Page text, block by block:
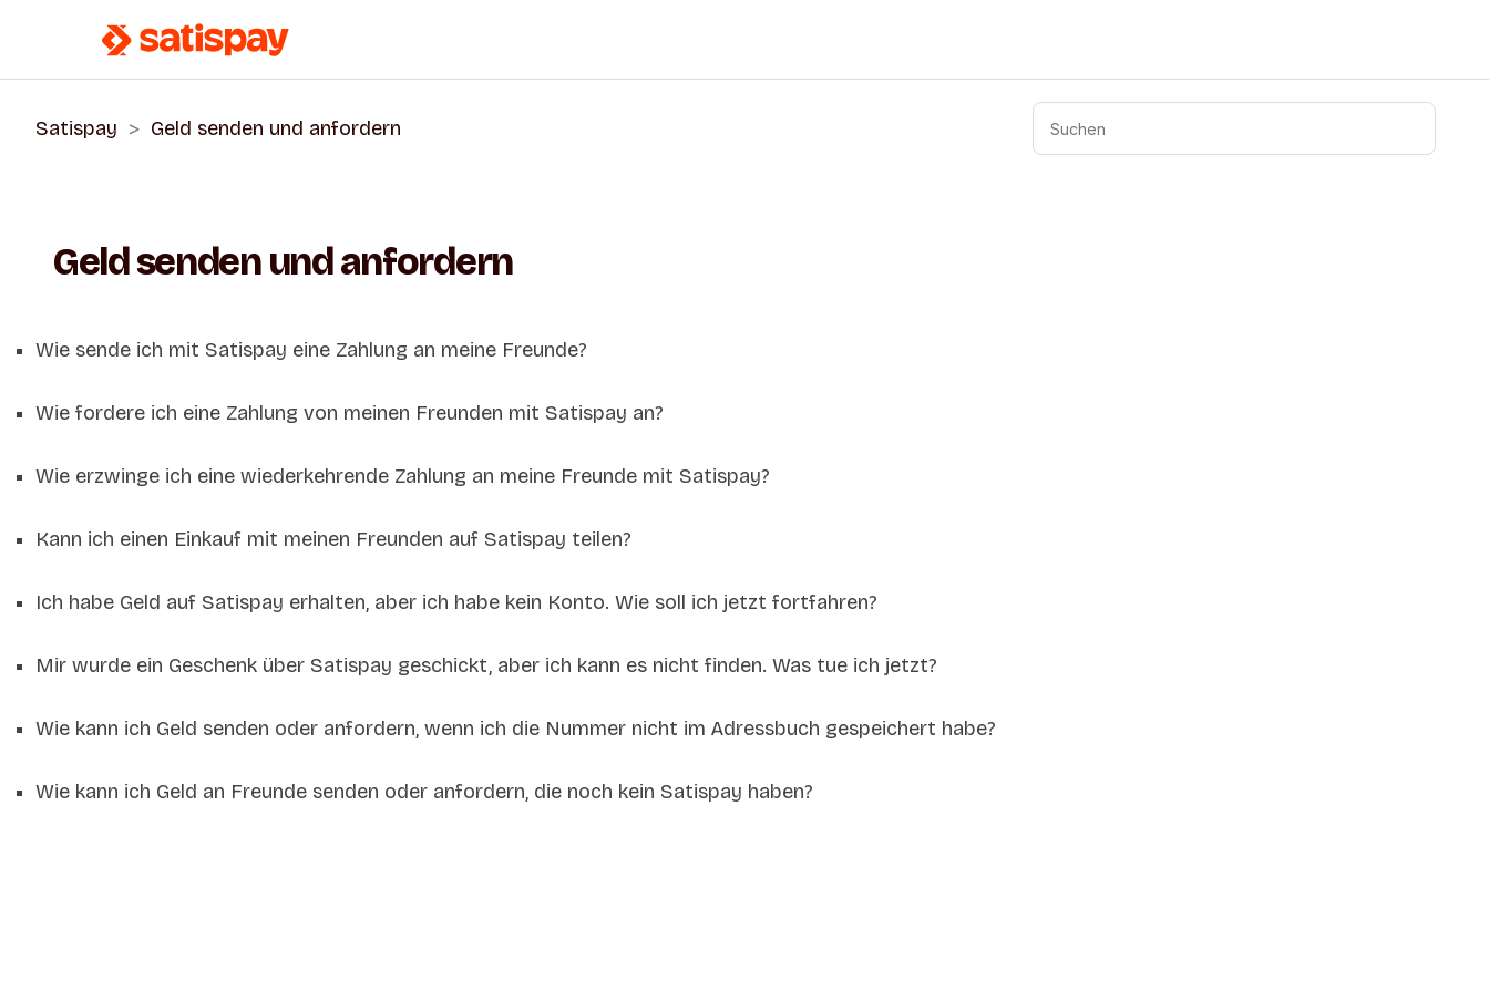
Satispay Geld senden und anfordern
Geld senden und anfordern
Wie sende ich mit Satispay eine Zahlung an meine Freunde?
Wie fordere ich eine Zahlung von meinen Freunden mit Satispay an?
Wie erzwinge ich eine wiederkehrende Zahlung an meine Freunde mit Satispay?
Kann ich einen Einkauf mit meinen Freunden auf Satispay teilen?
Ich habe Geld auf Satispay erhalten, aber ich habe kein Konto. Wie soll ich jetzt fortfahren?
Mir wurde ein Geschenk über Satispay geschickt, aber ich kann es nicht finden. Was tue ich jetzt?
Wie kann ich Geld senden oder anfordern, wenn ich die Nummer nicht im Adressbuch gespeichert habe?
Wie kann ich Geld an Freunde senden oder anfordern, die noch kein Satispay haben?